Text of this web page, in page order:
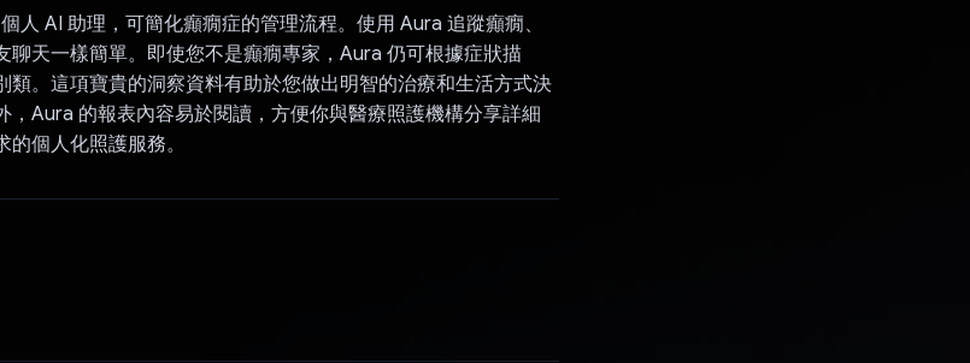
人 AI 助理，可簡化癲癇症的管理流程。使用 Aura 追蹤癲癇、
聊天一樣簡單。即使您不是癲癇專家，Aura 仍可根據症狀描
類。這項寶貴的洞察資料有助於您做出明智的治療和生活方式決
，Aura 的報表內容易於閱讀，方便你與醫療照護機構分享詳細
個人化照護服務。